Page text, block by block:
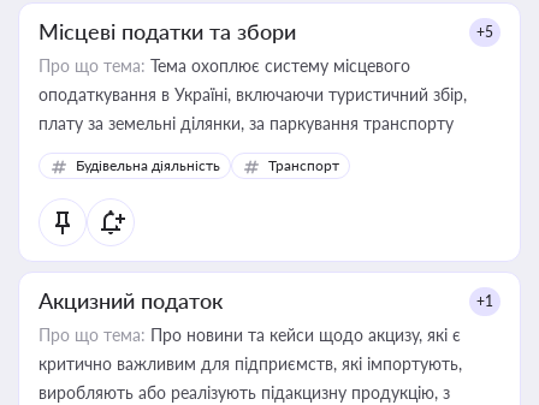
Місцеві податки та збори +5
Про що тема: Тема охоплює систему місцевого
оподаткування в Україні, включаючи туристичний збір,
плату за земельні ділянки, за паркування транспорту
Будівельна діяльність Транспорт
Акцизний податок +1
Про що тема: Про новини та кейси щодо акцизу, які є
критично важливим для підприємств, які імпортують,
виробляють або реалізують підакцизну продукцію, з